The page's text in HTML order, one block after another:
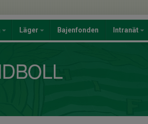
Läger Bajenfonden Intranät